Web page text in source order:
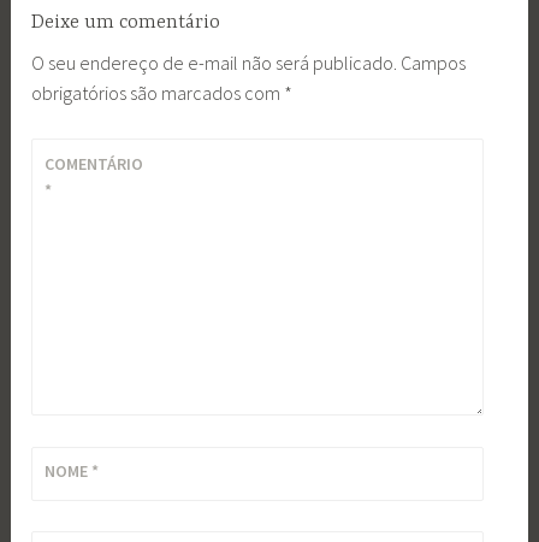
Deixe um comentário
O seu endereço de e-mail não será publicado. Campos
obrigatórios são marcados com *
COMENTÁRIO
*
NOME *